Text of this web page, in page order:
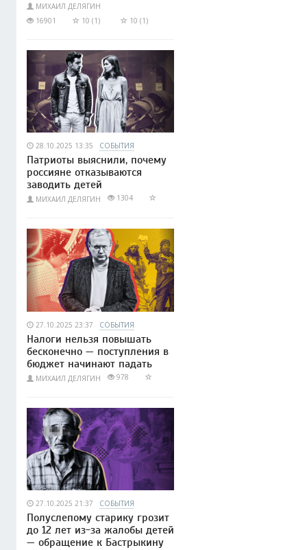
МИХАИЛ ДЕЛЯГИН
16901
10 (1) 10 (1)
28.10.2025 13:35 СОБЫТИЯ
Патриоты выяснили, почему
россияне отказываются
заводить детей
МИХАИЛ ДЕЛЯГИН 1304
27.10.2025 23:37 СОБЫТИЯ
Налоги нельзя повышать
бесконечно — поступления в
бюджет начинают падать
МИХАИЛ ДЕЛЯГИН 978
27.10.2025 21:37 СОБЫТИЯ
Полуслепому старику грозит
до 12 лет из-за жалобы детей
— обращение к Бастрыкину